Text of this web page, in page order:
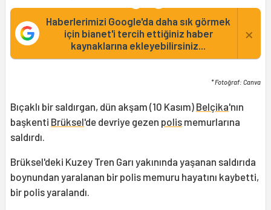
Haberlerimizi Google'da daha sık görmek
için bianet'i tercih ettiğiniz haber
kaynaklarına ekleyebilirsiniz...
×
* Fotoğraf: Canva
Bıçaklı bir saldırgan, dün akşam (10 Kasım) Belçika'nın
başkenti Brüksel'de devriye gezen polis memurlarına
saldırdı.
Brüksel'deki Kuzey Tren Garı yakınında yaşanan saldırıda
boynundan yaralanan bir polis memuru hayatını kaybetti,
bir polis yaralandı.